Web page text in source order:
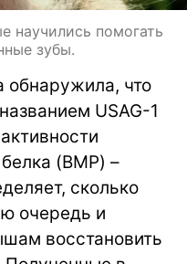
научились помогать
зубы.
обнаружила, что
USAG-1
(BMP) –
сколько
очередь и
восстановить